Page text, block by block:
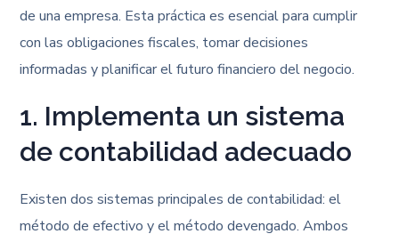
de una empresa. Esta práctica es esencial para cumplir
con las obligaciones fiscales, tomar decisiones
informadas y planificar el futuro financiero del negocio.
1. Implementa un sistema
de contabilidad adecuado
Existen dos sistemas principales de contabilidad: el
método de efectivo y el método devengado. Ambos